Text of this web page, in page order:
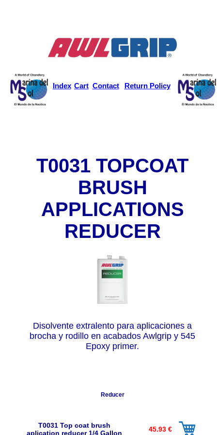
Index Cart Contact Return Policy
T0031 TOPCOAT
BRUSH
APPLICATIONS
REDUCER
Disolvente extralento para aplicaciones a
brocha y rodillo en acabados Awlgrip y 545
Epoxy primer.
Reducer
T0031 Top coat brush
aplication reducer 1/4 Gallon
45.93 €